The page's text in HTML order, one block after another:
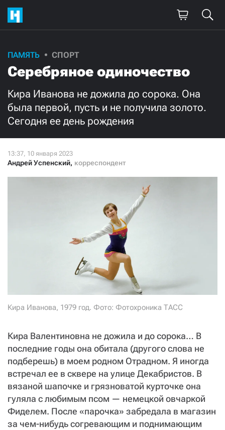
ПАМЯТЬ СПОРТ
Серебряное одиночество
Кира Иванова не дожила до сорока. Она
была первой, пусть и не получила золото.
Сегодня ее день рождения
Андрей Успенский, корреспондент
Кира Иванова, 1979 год. Фото: Фотохроника ТАСС
Кира Валентиновна не дожила и до сорока… В
последние годы она обитала (другого слова не
подберешь) в моем родном Отрадном. Я иногда
встречал ее в сквере на улице Декабристов. В
вязаной шапочке и грязноватой курточке она
гуляла с любимым псом — немецкой овчаркой
Фиделем. После «парочка» забредала в магазин
за чем-нибудь согревающим и поднимающим
Поддержите
нашу работу!
Ежемесячно Разово
3000
Нажимая кнопку «Стать соучастником»,
и подтверждаю свое гражданство РФ
СТАТЬ СОУЧАСТНИКОМ
ПОДЕЛИТЬСЯ С ДРУЗЬЯМИ
Если у вас есть вопросы, пишите donate@novayagazeta.ru